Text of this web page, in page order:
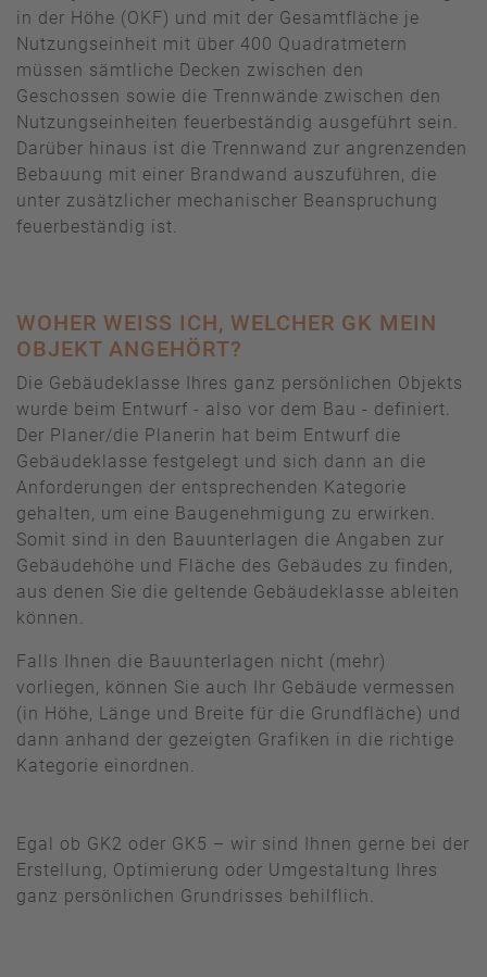
in der Höhe (OKF) und mit der Gesamtfläche je
Nutzungseinheit mit über 400 Quadratmetern
müssen sämtliche Decken zwischen den
Geschossen sowie die Trennwände zwischen den
Nutzungseinheiten feuerbeständig ausgeführt sein.
Darüber hinaus ist die Trennwand zur angrenzenden
Bebauung mit einer Brandwand auszuführen, die
unter zusätzlicher mechanischer Beanspruchung
feuerbeständig ist.
WOHER WEISS ICH, WELCHER GK MEIN O
BJEKT ANGEHÖRT?
Die Gebäudeklasse Ihres ganz persönlichen Objekts
wurde beim Entwurf - also vor dem Bau - definiert.
Der Planer/die Planerin hat beim Entwurf die
Gebäudeklasse festgelegt und sich dann an die
Anforderungen der entsprechenden Kategorie
gehalten, um eine Baugenehmigung zu erwirken.
Somit sind in den Bauunterlagen die Angaben zur
Gebäudehöhe und Fläche des Gebäudes zu finden,
aus denen Sie die geltende Gebäudeklasse ableiten
können.
Falls Ihnen die Bauunterlagen nicht (mehr)
vorliegen, können Sie auch Ihr Gebäude vermessen
(in Höhe, Länge und Breite für die Grundfläche) und
dann anhand der gezeigten Grafiken in die richtige
Kategorie einordnen.
Egal ob GK2 oder GK5 – wir sind Ihnen gerne bei der
Erstellung, Optimierung oder Umgestaltung Ihres
ganz persönlichen Grundrisses behilflich.